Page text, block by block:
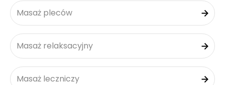
Masaż pleców
Masaż relaksacyjny
Masaż leczniczy